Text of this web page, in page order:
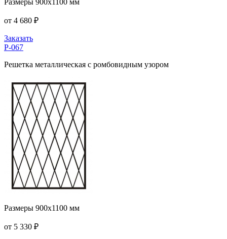
от 4 680 ₽
Заказать
Р-067
Решетка металлическая с ромбовидным узором
Размеры 900x1100 мм
от 5 330 ₽